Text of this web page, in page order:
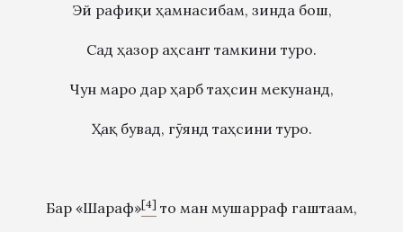
Эй рафиқи ҳамнасибам, зинда бош,
Сад ҳазор аҳсант тамкини туро.
Чун маро дар ҳарб таҳсин мекунанд,
Ҳақ бувад, гӯянд таҳсини туро.
Бар «Шараф»[4] то ман мушарраф гаштаам,